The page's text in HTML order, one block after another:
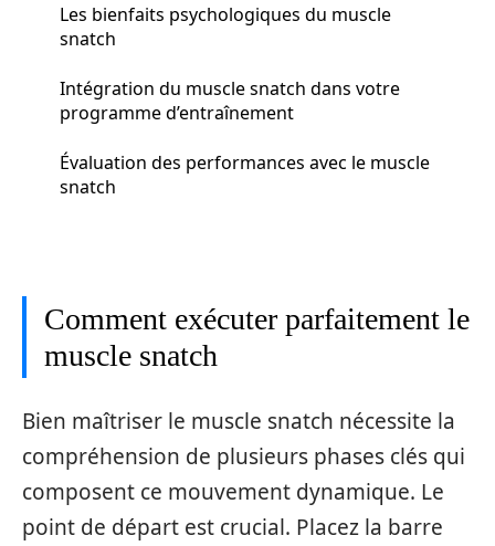
Les bienfaits psychologiques du muscle
snatch
Intégration du muscle snatch dans votre
programme d’entraînement
Évaluation des performances avec le muscle
snatch
Comment exécuter parfaitement le
muscle snatch
Bien maîtriser le muscle snatch nécessite la
compréhension de plusieurs phases clés qui
composent ce mouvement dynamique. Le
point de départ est crucial. Placez la barre